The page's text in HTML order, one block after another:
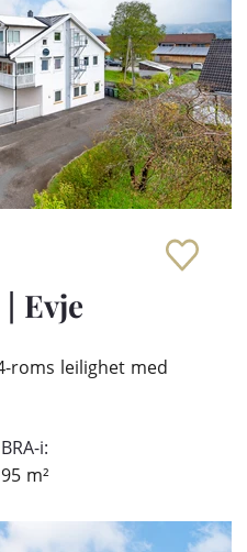
| Evje
roms leilighet med
BRA-i:
95 m²